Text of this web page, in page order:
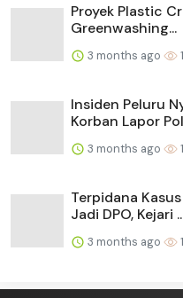
Proyek Plastic
Greenwashing...
3 months ago
Insiden Peluru
Korban Lapor
3 months ago
Terpidana
Jadi DPO, Kejari
3 months ago